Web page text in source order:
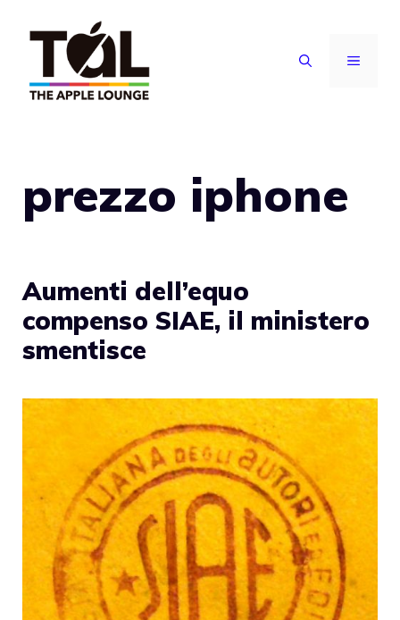
contenuto
MENU
prezzo iphone
Aumenti dell’equo
compenso SIAE, il ministero
smentisce